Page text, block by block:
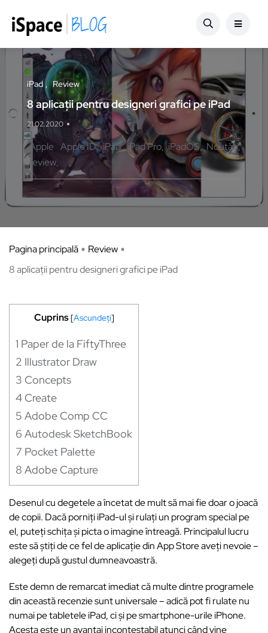
iPad Review
8 aplicații pentru designeri grafici pe iPad
21.02.2020
Apple Apple ID iPad iPad Pro iPadOS Noutăți
review
Pagina principală
Review
8 aplicații pentru designeri grafici pe iPad
Cuprins[Ascundeți]
1 Paper de la FiftyThree
2 Illustrator Draw
3 Concepts
4Create
5 Adobe Comp CC
6 Autodesk SketchBook
7 Pocket Palette
8 Adobe Capture
Desenul cu degetele a încetat de mult să mai fie doar o joacă
de copii. Dacă porniți iPad-ul și rulați un program special pe
el, puteți schița și picta o imagine întreagă. Principalul lucru
este să știți de ce fel de aplicație din App Store aveți nevoie –
alegeți după gustul dumneavoastră.
Este demn de remarcat imediat că multe dintre programele
din această recenzie sunt universale – adică pot fi rulate nu
numai pe tabletele iPad, ci și pe smartphone-urile iPhone.
Acesta este un avantaj incontestabil atunci când vine